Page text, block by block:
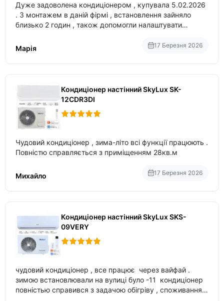
Дуже задоволена кондиціонером , купувала 5.02.2026
. З монтажем в даній фірмі , встановлення зайняло
близько 2 годин , також допомогли налаштувати
Марія
17 Березня 2026
Кондиціонер настінний SkyLux SK-
12CDR3DI
Чудовий кондиціонер , зима-літо всі функції працюють .
Повністю справляється з приміщенням 28кв.м
Михайло 17 Березня 2026
Кондиціонер настінний SkyLux SKS-
09VERY
чудовий кондиціонер , все працює через вайфай .
зимою встановлювали на вулиці було -11 кондиціонер
повністью справився з задачою обігріву , споживання